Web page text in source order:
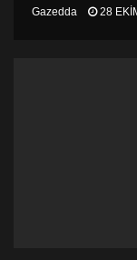
Gazedda 28